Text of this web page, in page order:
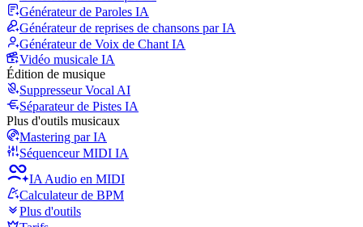
Générateur de Paroles IA
Générateur de reprises de chansons par IA
Générateur de Voix de Chant IA
Vidéo musicale IA
Édition de musique
Suppresseur Vocal AI
Séparateur de Pistes IA
Plus d'outils musicaux
Mastering par IA
Séquenceur MIDI IA
IA Audio en MIDI
Calculateur de BPM
Plus d'outils